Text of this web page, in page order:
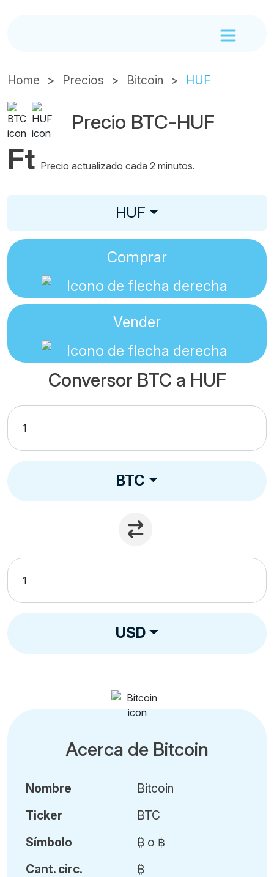
Home Precios Bitcoin HUF
Precio BTC-HUF
Ft Precio actualizado cada 2 minutos.
HUF
Comprar
Vender
Conversor BTC a HUF
BTC
USD
Acerca de Bitcoin
Nombre
Ticker
Símbolo
Cant. circ.
Bitcoin
BTC
₿ o ฿
₿